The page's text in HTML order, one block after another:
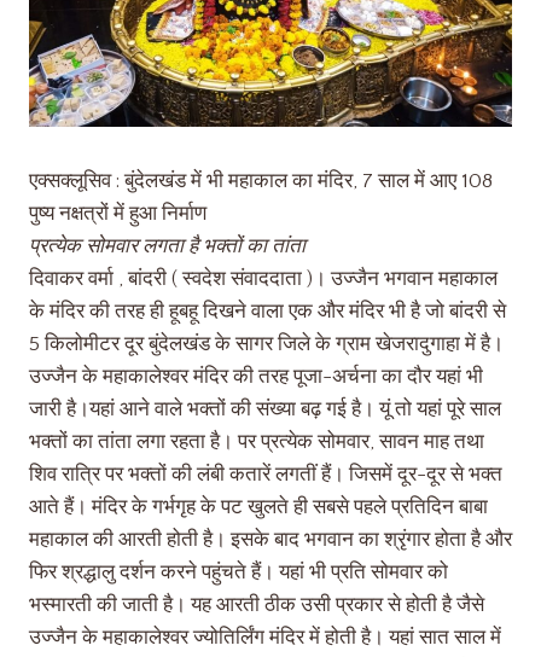
एक्सक्लूसिव : बुंदेलखंड में भी महाकाल का मंदिर, 7 साल में आए 108
पुष्य नक्षत्रों में हुआ निर्माण
प्रत्येक सोमवार लगता है भक्तों का तांता
दिवाकर वर्मा , बांदरी ( स्वदेश संवाददाता )। उज्जैन भगवान महाकाल
के मंदिर की तरह ही हूबहू दिखने वाला एक और मंदिर भी है जो बांदरी से
5 किलोमीटर दूर बुंदेलखंड के सागर जिले के ग्राम खेजरादुगाहा में है।
उज्जैन के महाकालेश्वर मंदिर की तरह पूजा-अर्चना का दौर यहां भी
जारी है।यहां आने वाले भक्तों की संख्या बढ़ गई है। यूं तो यहां पूरे साल
भक्तों का तांता लगा रहता है। पर प्रत्येक सोमवार, सावन माह तथा
शिव रात्रि पर भक्तों की लंबी कतारें लगतीं हैं। जिसमें दूर-दूर से भक्त
आते हैं। मंदिर के गर्भगृह के पट खुलते ही सबसे पहले प्रतिदिन बाबा
महाकाल की आरती होती है। इसके बाद भगवान का श्रृंगार होता है और
फिर श्रद्धालु दर्शन करने पहुंचते हैं। यहां भी प्रति सोमवार को
भस्मारती की जाती है। यह आरती ठीक उसी प्रकार से होती है जैसे
उज्जैन के महाकालेश्वर ज्योतिर्लिंग मंदिर में होती है। यहां सात साल में